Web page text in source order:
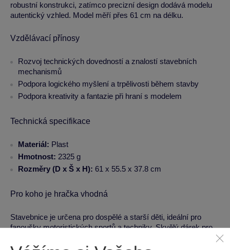
robustní konstrukci, zatímco precizní design dodává modelu
autentický vzhled. Model měří přes 61 cm na délku.
Vzdělávací přínosy
Rozvoj technických dovedností a znalostí stavebních
mechanismů
Podpora logického myšlení a trpělivosti během stavby
Podpora kreativity a fantazie při hraní s modelem
Technická specifikace
Materiál: Plast
Hmotnost: 2325 g
Rozměry (D x Š x H): 61 x 55.5 x 37.8 cm
Pro koho je hračka vhodná
Stavebnice je určena pro dospělé a starší děti, ideální pro
fanoušky motoristických sportů a techniky. Skvělý dárek pro